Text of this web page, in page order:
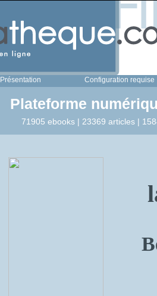
Présentation Configuration requise
Plateforme
71905 ebooks | 23369 articles |